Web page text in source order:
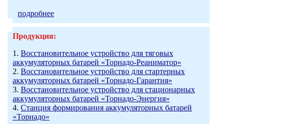
подробнее
Продукция:
1. Восстановительное устройство для тяговых
аккумуляторных батарей «Торнадо-Реаниматор»
2. Восстановительное устройство для стартерных
аккумуляторных батарей «Торнадо-Гарантия»
3. Восстановительное устройство для стационарных
аккумуляторных батарей «Торнадо-Энергия»
4. Станция формирования аккумуляторных батарей
«Торнадо»